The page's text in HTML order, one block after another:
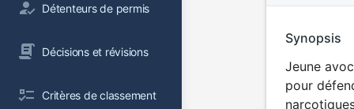
Détenteurs de permis
Décisions et révisions
Critères de classement
Synopsis
Jeune
pour